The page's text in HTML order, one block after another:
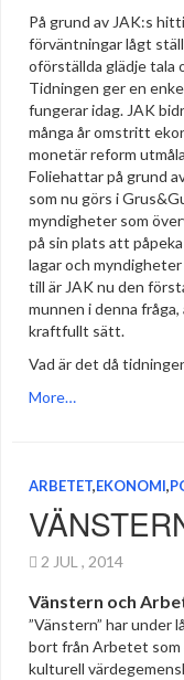
På grund av JAK:s
förväntningar lågt
oförställda glädje tala
Tidningen ger en
fungerar idag. JAK
många år omstritt
monetär reform
Foliehattar på grund
som nu görs i
myndigheter som
på sin plats att
lagar och
till är JAK nu den
munnen i denna
kraftfullt sätt.
Vad är det då
More…
ARBETET,EKONOMI,
2 JUL , 2014
Vänstern och
”Vänstern” har under
bort från Arbetet som
kulturell